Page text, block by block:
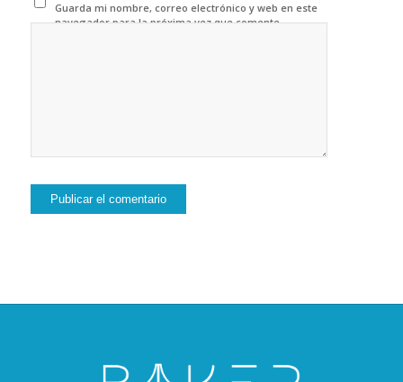
Guarda mi nombre, correo electrónico y web en este
navegador para la próxima vez que comente.